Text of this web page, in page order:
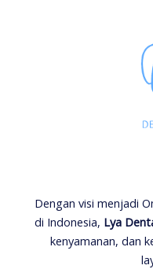
Dengan visi menjadi
di Indonesia, Lya
kenyamanan, dan